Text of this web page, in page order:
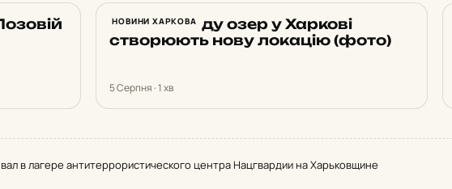
НОВИНИ ХАРКОВА
Біля каскаду озер у Харкові
створюють нову локацію (фото)
5 Серпня · 1 хв
в лагере антитеррористического центра Нацгвардии на Харьковщине